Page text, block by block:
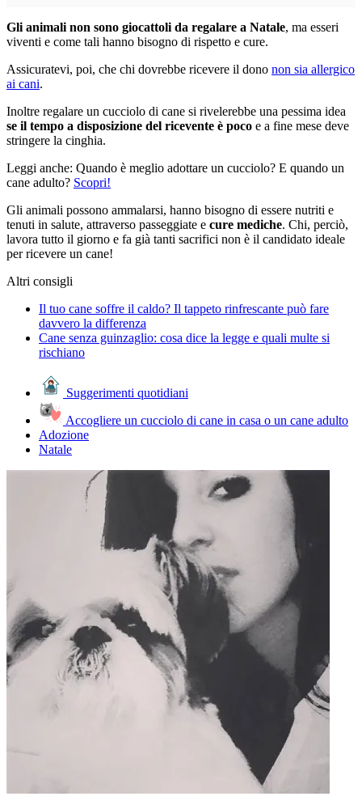
Gli animali non sono giocattoli da regalare a Natale, ma esseri
viventi e come tali hanno bisogno di rispetto e cure.
Assicuratevi, poi, che chi dovrebbe ricevere il dono non sia allergico
ai cani.
Inoltre regalare un cucciolo di cane si rivelerebbe una pessima idea
se il tempo a disposizione del ricevente è poco e a fine mese deve
stringere la cinghia.
Leggi anche: Quando è meglio adottare un cucciolo? E quando un
cane adulto? Scopri!
Gli animali possono ammalarsi, hanno bisogno di essere nutriti e
tenuti in salute, attraverso passeggiate e cure mediche. Chi, perciò,
lavora tutto il giorno e fa già tanti sacrifici non è il candidato ideale
per ricevere un cane!
Altri consigli
Il tuo cane soffre il caldo? Il tappeto rinfrescante può fare
davvero la differenza
Cane senza guinzaglio: cosa dice la legge e quali multe si
rischiano
Suggerimenti quotidiani
Accogliere un cucciolo di cane in casa o un cane adulto
Adozione
Natale